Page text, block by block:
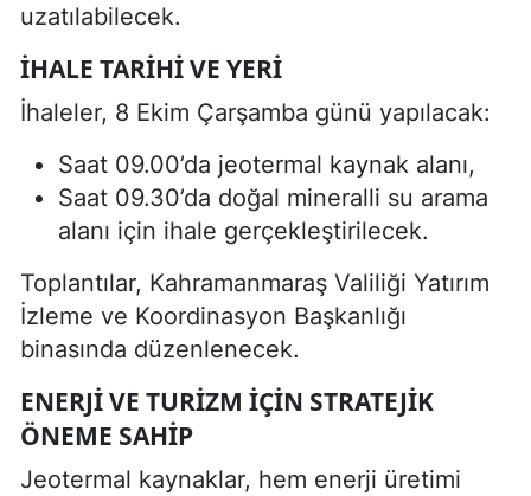
uzatılabilecek.
İHALE TARIHI VE YERI
İhaleler, 8 Ekim Çarşamba günü yapılacak:
Saat 09.00’da jeotermal kaynak alanı,
Saat 09.30’da doğal mineralli su arama
alanı için ihale gerçekleştirilecek.
Toplantılar, Kahramanmaraş Valiliği Yatırım
İzleme ve Koordinasyon Başkanlığı
binasında düzenlenecek.
ENERJI VE TURIZM İÇIN STRATEJIK
ÖNEME SAHIP
Jeotermal kaynaklar, hem enerji üretimi